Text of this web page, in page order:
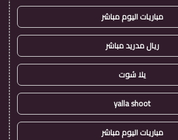
مباريات اليوم مباشر
ريال مدريد مباشر
يلا شوت
yalla shoot
مباريات اليوم مباشر